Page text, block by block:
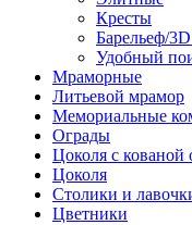
Кресты
Барельеф/
Удобный
Мраморные
Литьевой мрамор
Мемориальные
Ограды
Цоколя с кованой
Цоколя
Столики и
Цветники